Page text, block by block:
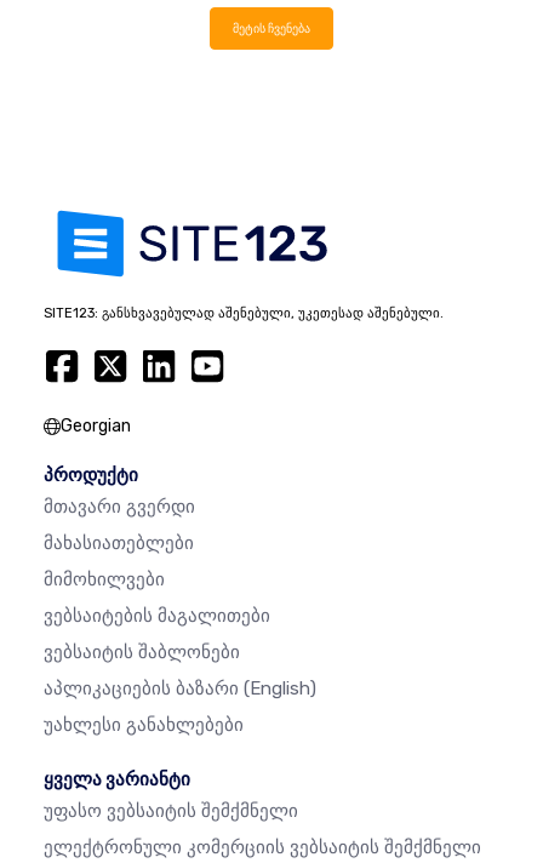
მეტის ჩვენება
SITE123: განსხვავებულად აშენებული, უკეთესად აშენებული.
Georgian
პროდუქტი
Მთავარი Გვერდი
Მახასიათებლები
Მიმოხილვები
Ვებსაიტების Მაგალითები
Ვებსაიტის Შაბლონები
Აპლიკაციების Ბაზარი (English)
Უახლესი Განახლებები
ყველა ვარიანტი
Უფასო Ვებსაიტის Შემქმნელი
Ელექტრონული Კომერციის Ვებსაიტის Შემქმნელი